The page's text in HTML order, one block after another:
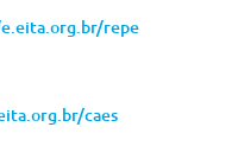
repe
caes